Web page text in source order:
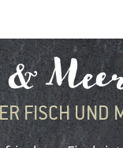
&
FISCH UND